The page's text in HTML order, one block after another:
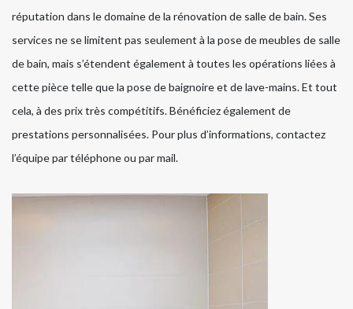
réputation dans le domaine de la rénovation de salle de bain. Ses
services ne se limitent pas seulement à la pose de meubles de salle
de bain, mais s’étendent également à toutes les opérations liées à
cette pièce telle que la pose de baignoire et de lave-mains. Et tout
cela, à des prix très compétitifs. Bénéficiez également de
prestations personnalisées. Pour plus d’informations, contactez
l’équipe par téléphone ou par mail.